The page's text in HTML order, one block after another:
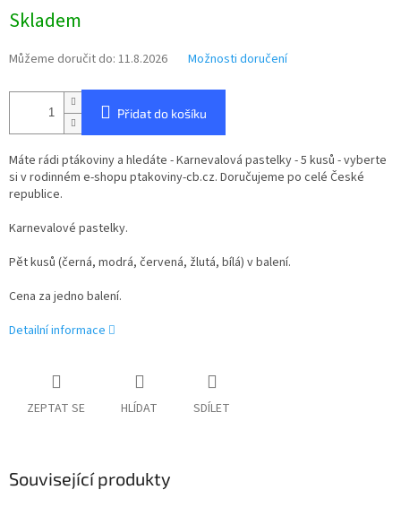
cena:
Skladem
Můžeme doručit do: 11.8.2026 Možnosti doručení
Přidat do košíku
Máte rádi ptákoviny a hledáte - Karnevalová pastelky - 5 kusů - vyberte
si v rodinném e-shopu ptakoviny-cb.cz. Doručujeme po celé České
republice.
Karnevalové pastelky.
Pět kusů (černá, modrá, červená, žlutá, bílá) v balení.
Cena za jedno balení.
Detailní informace
ZEPTAT SE HLÍDAT SDÍLET
Související produkty